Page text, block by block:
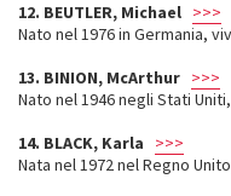
12. BEUTLER, Michael >>>
Nato nel 1976 in Germania,
13. BINION, McArthur >>>
Nato nel 1946 negli Stati
14. BLACK, Karla
>>>
Nata nel 1972 nel Regno